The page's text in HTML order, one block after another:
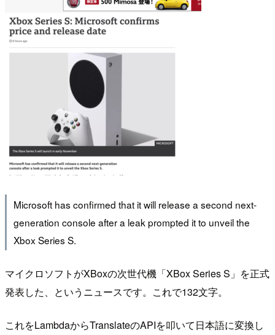
Microsoft has confirmed that it will release a second next-
generation console after a leak prompted it to unveil the
Xbox Series S.
マイクロソフトがXBoxの次世代機「XBox Series S」を正式
発表した、というニュースです。これで132文字。
これをLambdaからTranslateのAPIを叩いて日本語に変換し